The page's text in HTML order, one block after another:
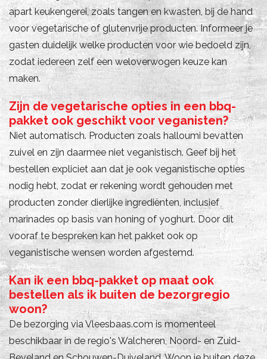
apart keukengerei, zoals tangen en kwasten, bij de hand
voor vegetarische of glutenvrije producten. Informeer je
gasten duidelijk welke producten voor wie bedoeld zijn,
zodat iedereen zelf een weloverwogen keuze kan
maken.
Zijn de vegetarische opties in een bbq-
pakket ook geschikt voor veganisten?
Niet automatisch. Producten zoals halloumi bevatten
zuivel en zijn daarmee niet veganistisch. Geef bij het
bestellen expliciet aan dat je ook veganistische opties
nodig hebt, zodat er rekening wordt gehouden met
producten zonder dierlijke ingrediënten, inclusief
marinades op basis van honing of yoghurt. Door dit
vooraf te bespreken kan het pakket ook op
veganistische wensen worden afgestemd.
Kan ik een bbq-pakket op maat ook
bestellen als ik buiten de bezorgregio
woon?
De bezorging via Vleesbaas.com is momenteel
beschikbaar in de regio's Walcheren, Noord- en Zuid-